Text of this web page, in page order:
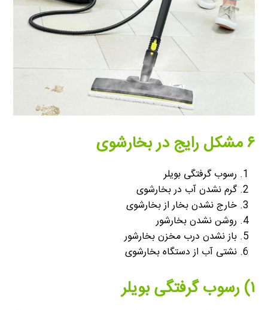
۶ مشکل رایج در بخارشوی
رسوب گرفتگی بویلر
گرم نشدن آب در بخارشوی
خارج نشدن بخار از بخارشوی
روشن نشدن بخارشور
باز نشدن درب مخزن بخارشور
نشتی آب از دستگاه بخارشوی
۱) رسوب گرفتگی بویلر